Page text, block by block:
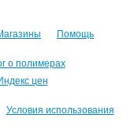
Помощь
о полимерах
цен
Условия использования